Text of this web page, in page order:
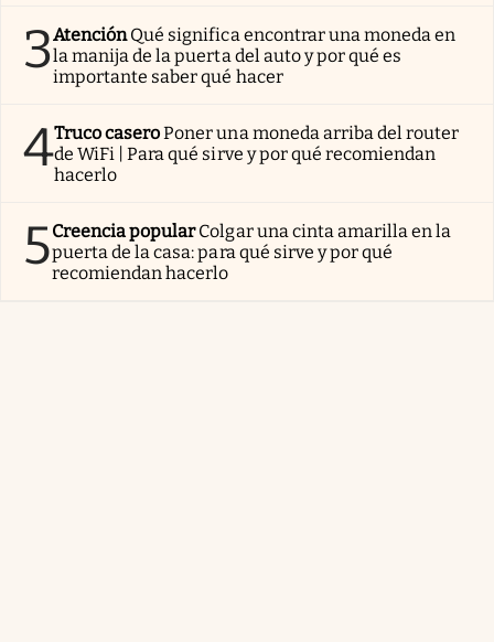
3AtenciónQué significa encontrar una moneda en
la manija de la puerta del auto y por qué es
importante saber qué hacer
4Truco caseroPoner una moneda arriba del router
de WiFi | Para qué sirve y por qué recomiendan
hacerlo
5Creencia popularColgar una cinta amarilla en la
puerta de la casa: para qué sirve y por qué
recomiendan hacerlo